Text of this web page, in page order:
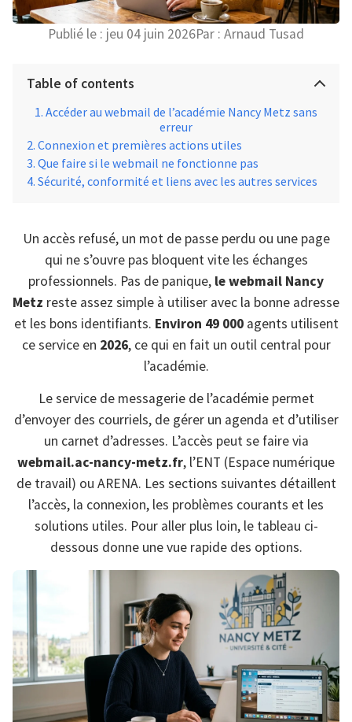
Publié le : jeu 04 juin 2026Par : Arnaud Tusad
Table of contents
Accéder au webmail de l’académie Nancy Metz sans
erreur
Connexion et premières actions utiles
Que faire si le webmail ne fonctionne pas
Sécurité, conformité et liens avec les autres services
Un accès refusé, un mot de passe perdu ou une page
qui ne s’ouvre pas bloquent vite les échanges
professionnels. Pas de panique, le webmail Nancy
Metz reste assez simple à utiliser avec la bonne adresse
et les bons identifiants. Environ 49 000agents utilisent
ce service en 2026, ce qui en fait un outil central pour
l’académie.
Le service de messagerie de l’académie permet
d’envoyer des courriels, de gérer un agenda et d’utiliser
un carnet d’adresses. L’accès peut se faire via
webmail.ac-nancy-metz.fr, l’ENT (Espace numérique
de travail) ou ARENA. Les sections suivantes détaillent
l’accès, la connexion, les problèmes courants et les
solutions utiles. Pour aller plus loin, le tableau ci-
dessous donne une vue rapide des options.